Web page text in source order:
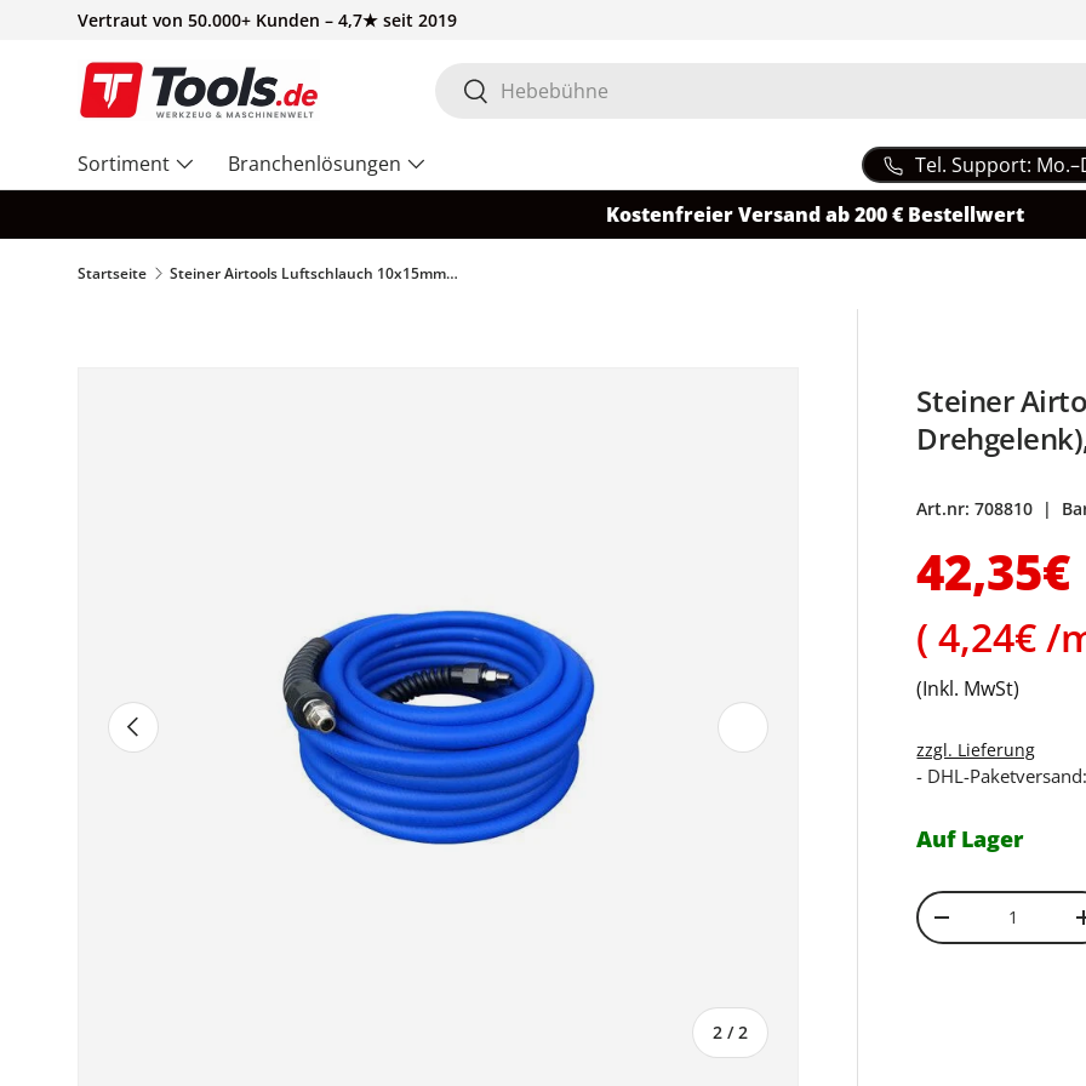
Vertraut von 50.000+ Kunden – 4,7★ seit 2019
Suchen
Suchen
Sortiment Branchenlösungen Tel. Support:
Kostenfreier Versand ab 200 € Bestellwert
Startseite Steiner Airtools Luftschlauch 10x15mm (1/4"-Drehgelenk), 10m 708810
Vorherige
2 /von
2
Nächste
Steiner
Art.nr: 708810 |
42,35€
4,24€ /
(Inkl. MwSt)
zzgl. Lieferung
- DHL-
Auf Lager
Anzahl
Menge